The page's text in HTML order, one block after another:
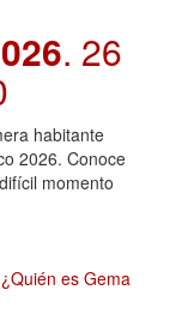
. 26
habitante
2026. Conoce
momento